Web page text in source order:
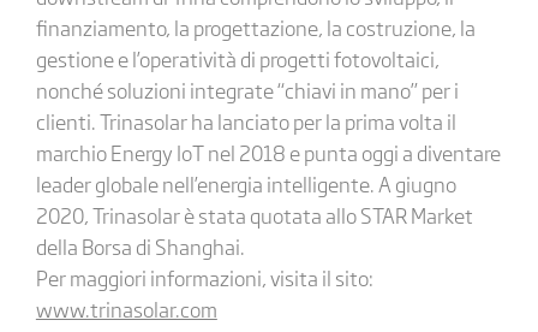
finanziamento, la progettazione, la costruzione, la
gestione e l’operatività di progetti fotovoltaici,
nonché soluzioni integrate “chiavi in mano” per i
clienti. Trinasolar ha lanciato per la prima volta il
marchio Energy IoT nel 2018 e punta oggi a diventare
leader globale nell’energia intelligente. A giugno
2020, Trinasolar è stata quotata allo STAR Market
della Borsa di Shanghai.
Per maggiori informazioni, visita il sito:
www.trinasolar.com